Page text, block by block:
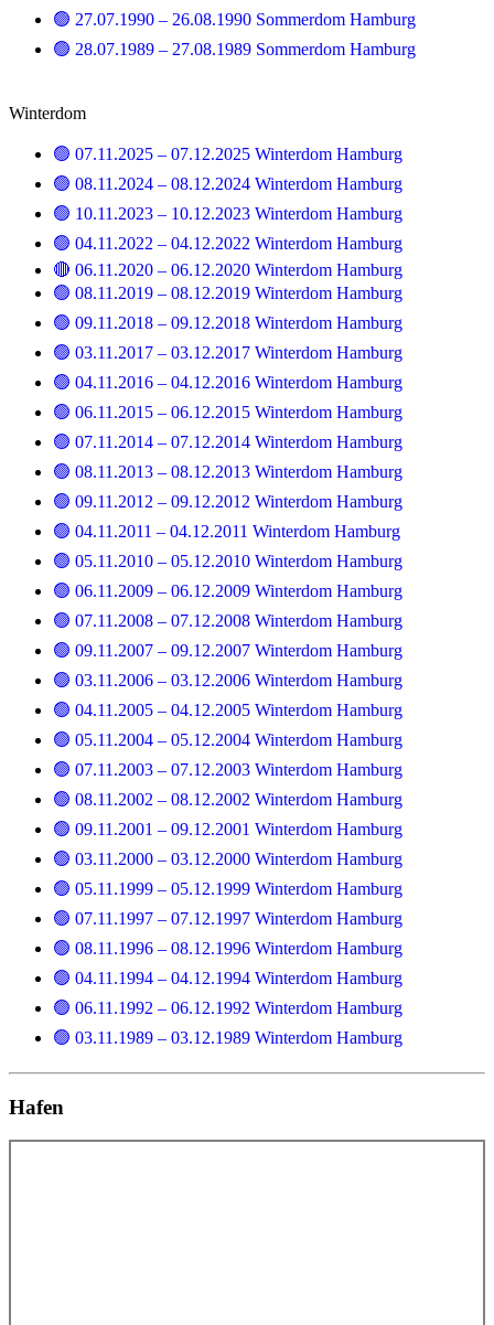
🟢 27.07.1990 – 26.08.1990 Sommerdom Hamburg
🟢 28.07.1989 – 27.08.1989 Sommerdom Hamburg
Winterdom
🟢 07.11.2025 – 07.12.2025 Winterdom Hamburg
🟢 08.11.2024 – 08.12.2024 Winterdom Hamburg
🟢 10.11.2023 – 10.12.2023 Winterdom Hamburg
🟢 04.11.2022 – 04.12.2022 Winterdom Hamburg
🔴 06.11.2020 – 06.12.2020 Winterdom Hamburg
🟢 08.11.2019 – 08.12.2019 Winterdom Hamburg
🟢 09.11.2018 – 09.12.2018 Winterdom Hamburg
🟢 03.11.2017 – 03.12.2017 Winterdom Hamburg
🟢 04.11.2016 – 04.12.2016 Winterdom Hamburg
🟢 06.11.2015 – 06.12.2015 Winterdom Hamburg
🟢 07.11.2014 – 07.12.2014 Winterdom Hamburg
🟢 08.11.2013 – 08.12.2013 Winterdom Hamburg
🟢 09.11.2012 – 09.12.2012 Winterdom Hamburg
🟢 04.11.2011 – 04.12.2011 Winterdom Hamburg
🟢 05.11.2010 – 05.12.2010 Winterdom Hamburg
🟢 06.11.2009 – 06.12.2009 Winterdom Hamburg
🟢 07.11.2008 – 07.12.2008 Winterdom Hamburg
🟢 09.11.2007 – 09.12.2007 Winterdom Hamburg
🟢 03.11.2006 – 03.12.2006 Winterdom Hamburg
🟢 04.11.2005 – 04.12.2005 Winterdom Hamburg
🟢 05.11.2004 – 05.12.2004 Winterdom Hamburg
🟢 07.11.2003 – 07.12.2003 Winterdom Hamburg
🟢 08.11.2002 – 08.12.2002 Winterdom Hamburg
🟢 09.11.2001 – 09.12.2001 Winterdom Hamburg
🟢 03.11.2000 – 03.12.2000 Winterdom Hamburg
🟢 05.11.1999 – 05.12.1999 Winterdom Hamburg
🟢 07.11.1997 – 07.12.1997 Winterdom Hamburg
🟢 08.11.1996 – 08.12.1996 Winterdom Hamburg
🟢 04.11.1994 – 04.12.1994 Winterdom Hamburg
🟢 06.11.1992 – 06.12.1992 Winterdom Hamburg
🟢 03.11.1989 – 03.12.1989 Winterdom Hamburg
Hafen